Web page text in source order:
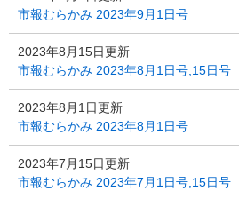
市報むらかみ 2023年9月1日号
2023年8月15日更新
市報むらかみ 2023年8月1日号,15日号
2023年8月1日更新
市報むらかみ 2023年8月1日号
2023年7月15日更新
市報むらかみ 2023年7月1日号,15日号